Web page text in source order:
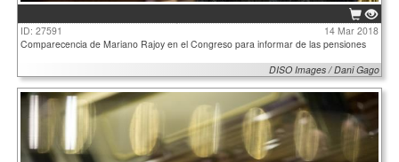
ID: 27591
14 Mar 2018
Comparecencia de Mariano Rajoy en el Congreso para informar de las pensiones
DISO Images / Dani Gago